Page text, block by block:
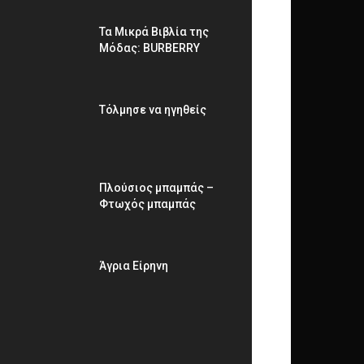
Τα Μικρά Βιβλία της
Μόδας: BURBERRY
Τόλμησε να ηγηθείς
Πλούσιος μπαμπάς –
Φτωχός μπαμπάς
Άγρια Είρηνη